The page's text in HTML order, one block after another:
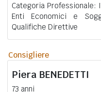
Categoria
Enti Economici e
Qualifiche Direttive
Consigliere
Piera BENEDETTI
73 anni